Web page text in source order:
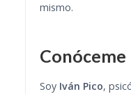
mismo.
Conóceme
Soy Iván Pico,